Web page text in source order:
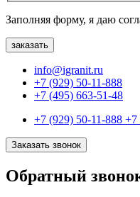
Заполняя форму, я даю
info@igranit.ru
+7 (929) 50-11-888
+7 (495) 663-51-48
+7 (929) 50-11-888 +7
Заказать звонок
Обратный